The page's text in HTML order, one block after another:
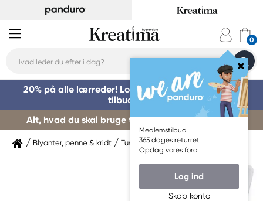
Medlemstilbud
365 dages returret
Opdag vores fora
Log ind
Skab konto
20% på alle lærreder! Log på for at benytte dig af
tilbuddet »
Alt, hvad du skal bruge til kursusstart – køb her »
Blyanter, penne & kridt Tuschpenne & markers